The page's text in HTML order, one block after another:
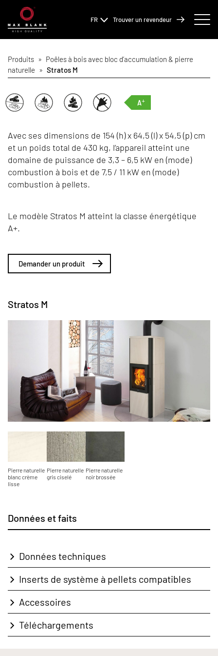
FR Trouver un revendeur
Produits » Poêles à bois avec bloc d’accumulation & pierre
naturelle » Stratos M
A+
Avec ses dimensions de 154 (h) x 64,5 (l) x 54,5 (p) cm
et un poids total de 430 kg, l’appareil atteint une
domaine de puissance de 3,3 – 6,5 kW en (mode)
combustion à bois et de 7,5 / 11 kW en (mode)
combustion à pellets.
Le modèle Stratos M atteint la classe énergétique
A+.
Demander un produit
Stratos M
Pierre naturelle
blanc crème
lisse
Pierre naturelle
gris ciselé
Pierre naturelle
noir brossée
Données et faits
Données techniques
Inserts de système à pellets compatibles
Accessoires
Téléchargements